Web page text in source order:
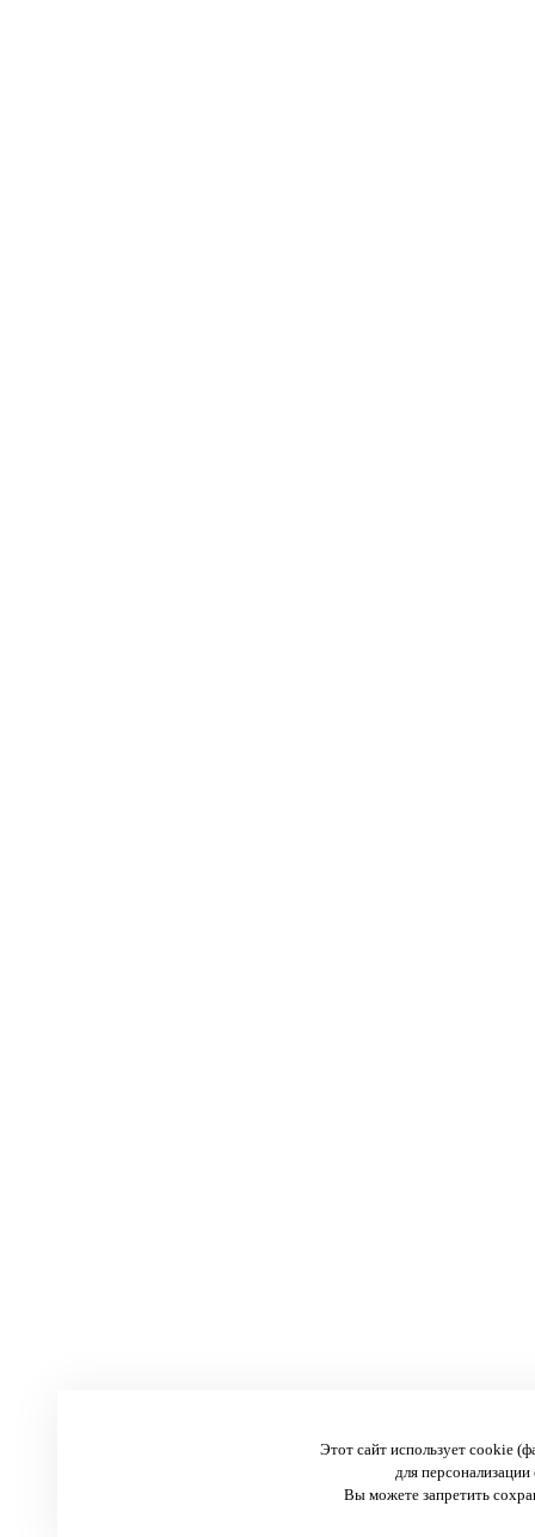
Этот сайт использует cookie
для персонализации
Вы можете запретить